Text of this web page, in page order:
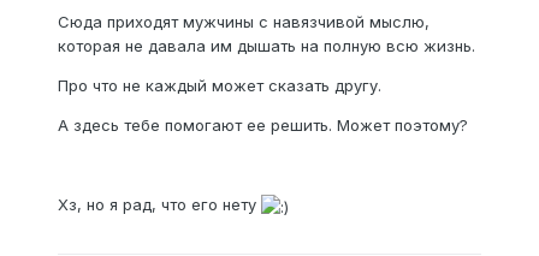
Сюда приходят мужчины с навязчивой мыслю,
которая не давала им дышать на полную всю жизнь.
Про что не каждый может сказать другу.
А здесь тебе помогают ее решить. Может поэтому?
Хз, но я рад, что его нету